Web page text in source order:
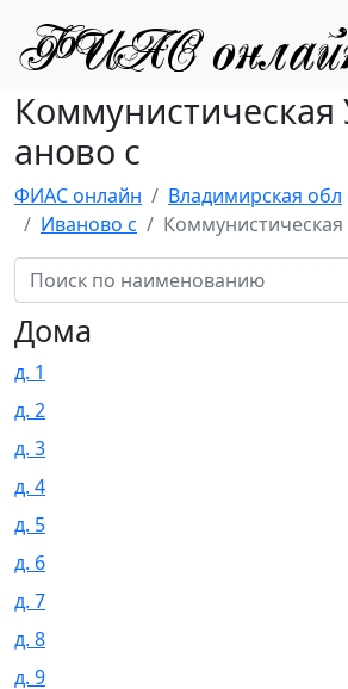
аново с
ФИАС онлайн Владимирская обл
Иваново с
Коммунистическая
Дома
д. 1
д. 2
д. 3
д. 4
д. 5
д. 6
д. 7
д. 8
д. 9